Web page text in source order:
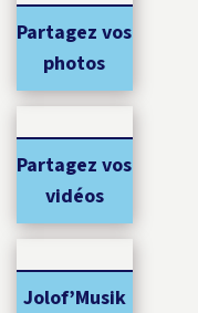
Partagez vos
photos
Partagez vos
vidéos
Jolof’Musik